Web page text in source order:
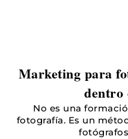
Marketing para
dentro
No es una
fotografía. Es un